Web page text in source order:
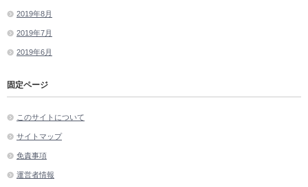
2019年8月
2019年7月
2019年6月
固定ページ
このサイトについて
サイトマップ
免責事項
運営者情報